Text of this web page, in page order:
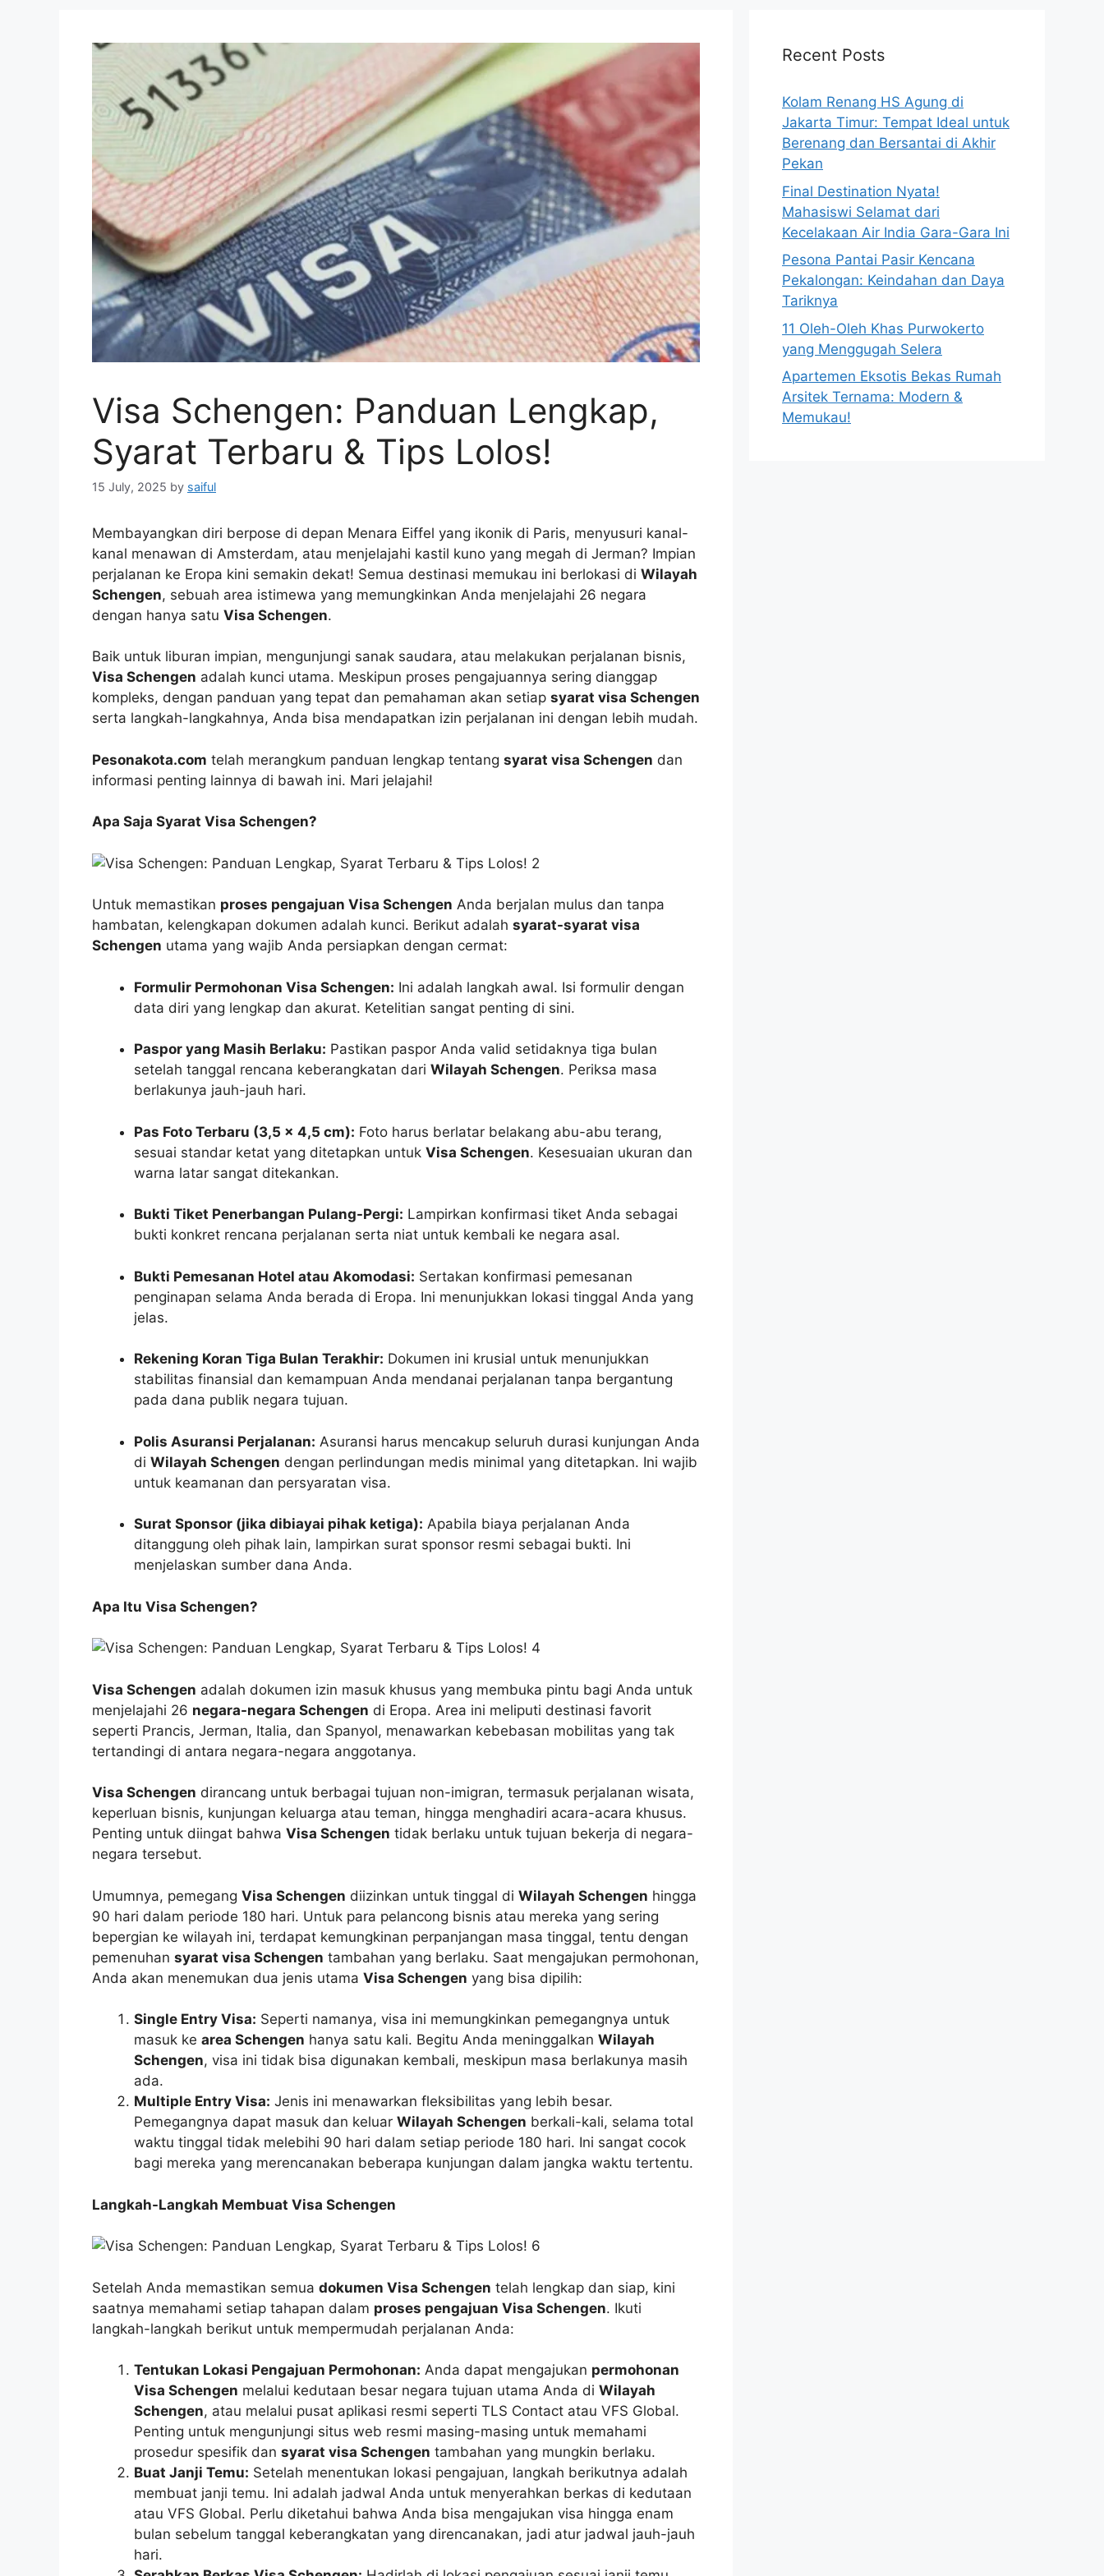
Visa Schengen: Panduan Lengkap,
Syarat Terbaru & Tips Lolos!
15 July, 2025 by saiful
Membayangkan diri berpose di depan Menara Eiffel yang ikonik di Paris, menyusuri kanal-
kanal menawan di Amsterdam, atau menjelajahi kastil kuno yang megah di Jerman? Impian
perjalanan ke Eropa kini semakin dekat! Semua destinasi memukau ini berlokasi di Wilayah
Schengen, sebuah area istimewa yang memungkinkan Anda menjelajahi 26 negara
dengan hanya satu Visa Schengen.
Baik untuk liburan impian, mengunjungi sanak saudara, atau melakukan perjalanan bisnis,
Visa Schengen adalah kunci utama. Meskipun proses pengajuannya sering dianggap
kompleks, dengan panduan yang tepat dan pemahaman akan setiap syarat visa Schengen
serta langkah-langkahnya, Anda bisa mendapatkan izin perjalanan ini dengan lebih mudah.
Pesonakota.com telah merangkum panduan lengkap tentang syarat visa Schengen dan
informasi penting lainnya di bawah ini. Mari jelajahi!
Apa Saja Syarat Visa Schengen?
Untuk memastikan proses pengajuan Visa Schengen Anda berjalan mulus dan tanpa
hambatan, kelengkapan dokumen adalah kunci. Berikut adalah syarat-syarat visa
Schengen utama yang wajib Anda persiapkan dengan cermat:
Formulir Permohonan Visa Schengen: Ini adalah langkah awal. Isi formulir dengan
data diri yang lengkap dan akurat. Ketelitian sangat penting di sini.
Paspor yang Masih Berlaku: Pastikan paspor Anda valid setidaknya tiga bulan
setelah tanggal rencana keberangkatan dari Wilayah Schengen. Periksa masa
berlakunya jauh-jauh hari.
Pas Foto Terbaru (3,5 x 4,5 cm): Foto harus berlatar belakang abu-abu terang,
sesuai standar ketat yang ditetapkan untuk Visa Schengen. Kesesuaian ukuran dan
warna latar sangat ditekankan.
Bukti Tiket Penerbangan Pulang-Pergi: Lampirkan konfirmasi tiket Anda sebagai
bukti konkret rencana perjalanan serta niat untuk kembali ke negara asal.
Bukti Pemesanan Hotel atau Akomodasi: Sertakan konfirmasi pemesanan
penginapan selama Anda berada di Eropa. Ini menunjukkan lokasi tinggal Anda yang
jelas.
Rekening Koran Tiga Bulan Terakhir: Dokumen ini krusial untuk menunjukkan
stabilitas finansial dan kemampuan Anda mendanai perjalanan tanpa bergantung
pada dana publik negara tujuan.
Polis Asuransi Perjalanan: Asuransi harus mencakup seluruh durasi kunjungan Anda
di Wilayah Schengen dengan perlindungan medis minimal yang ditetapkan. Ini wajib
untuk keamanan dan persyaratan visa.
Surat Sponsor (jika dibiayai pihak ketiga): Apabila biaya perjalanan Anda
ditanggung oleh pihak lain, lampirkan surat sponsor resmi sebagai bukti. Ini
menjelaskan sumber dana Anda.
Apa Itu Visa Schengen?
Visa Schengen adalah dokumen izin masuk khusus yang membuka pintu bagi Anda untuk
menjelajahi 26 negara-negara Schengen di Eropa. Area ini meliputi destinasi favorit
seperti Prancis, Jerman, Italia, dan Spanyol, menawarkan kebebasan mobilitas yang tak
tertandingi di antara negara-negara anggotanya.
Visa Schengen dirancang untuk berbagai tujuan non-imigran, termasuk perjalanan wisata,
keperluan bisnis, kunjungan keluarga atau teman, hingga menghadiri acara-acara khusus.
Penting untuk diingat bahwa Visa Schengen tidak berlaku untuk tujuan bekerja di negara-
negara tersebut.
Umumnya, pemegang Visa Schengen diizinkan untuk tinggal di Wilayah Schengen hingga
90 hari dalam periode 180 hari. Untuk para pelancong bisnis atau mereka yang sering
bepergian ke wilayah ini, terdapat kemungkinan perpanjangan masa tinggal, tentu dengan
pemenuhan syarat visa Schengen tambahan yang berlaku. Saat mengajukan permohonan,
Anda akan menemukan dua jenis utama Visa Schengen yang bisa dipilih:
Single Entry Visa: Seperti namanya, visa ini memungkinkan pemegangnya untuk
masuk ke area Schengen hanya satu kali. Begitu Anda meninggalkan Wilayah
Schengen, visa ini tidak bisa digunakan kembali, meskipun masa berlakunya masih
ada.
Multiple Entry Visa: Jenis ini menawarkan fleksibilitas yang lebih besar.
Pemegangnya dapat masuk dan keluar Wilayah Schengen berkali-kali, selama total
waktu tinggal tidak melebihi 90 hari dalam setiap periode 180 hari. Ini sangat cocok
bagi mereka yang merencanakan beberapa kunjungan dalam jangka waktu tertentu.
Langkah-Langkah Membuat Visa Schengen
Setelah Anda memastikan semua dokumen Visa Schengen telah lengkap dan siap, kini
saatnya memahami setiap tahapan dalam proses pengajuan Visa Schengen. Ikuti
langkah-langkah berikut untuk mempermudah perjalanan Anda:
Tentukan Lokasi Pengajuan Permohonan: Anda dapat mengajukan permohonan
Visa Schengen melalui kedutaan besar negara tujuan utama Anda di Wilayah
Schengen, atau melalui pusat aplikasi resmi seperti TLS Contact atau VFS Global.
Penting untuk mengunjungi situs web resmi masing-masing untuk memahami
prosedur spesifik dan syarat visa Schengen tambahan yang mungkin berlaku.
Buat Janji Temu: Setelah menentukan lokasi pengajuan, langkah berikutnya adalah
membuat janji temu. Ini adalah jadwal Anda untuk menyerahkan berkas di kedutaan
atau VFS Global. Perlu diketahui bahwa Anda bisa mengajukan visa hingga enam
bulan sebelum tanggal keberangkatan yang direncanakan, jadi atur jadwal jauh-jauh
hari.
Recent Posts
Kolam Renang HS Agung di
Jakarta Timur: Tempat Ideal untuk
Berenang dan Bersantai di Akhir
Pekan
Final Destination Nyata!
Mahasiswi Selamat dari
Kecelakaan Air India Gara-Gara Ini
Pesona Pantai Pasir Kencana
Pekalongan: Keindahan dan Daya
Tariknya
11 Oleh-Oleh Khas Purwokerto
yang Menggugah Selera
Apartemen Eksotis Bekas Rumah
Arsitek Ternama: Modern &
Memukau!